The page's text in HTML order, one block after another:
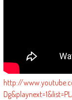
http://